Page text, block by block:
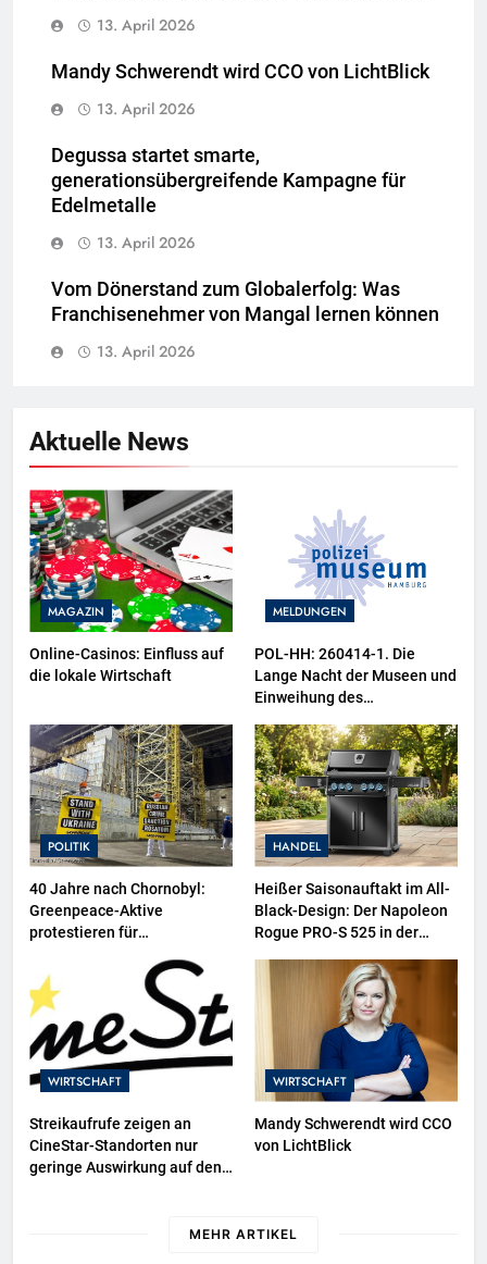
13. April 2026
Mandy Schwerendt wird CCO von LichtBlick
13. April 2026
Degussa startet smarte,
generationsübergreifende Kampagne für
Edelmetalle
13. April 2026
Vom Dönerstand zum Globalerfolg: Was
Franchisenehmer von Mangal lernen können
13. April 2026
Aktuelle News
MAGAZIN
Online-Casinos: Einfluss auf
die lokale Wirtschaft
MELDUNGEN
POL-HH: 260414-1. Die
Lange Nacht der Museen und
Einweihung des
sowie neuer
Ausstellungsbereiche im
Polizeimuseum Hamburg
POLITIK
40 Jahre nach Chornobyl:
Greenpeace-Aktive
protestieren für
Wiederaufbau der zerstörten
Schutzhülle / Greenpeace-
Report dokumentiert Folgen
des russischen
Drohnenangriffs
HANDEL
Heißer Saisonauftakt im All-
Black-Design: Der Napoleon
Rogue PRO-S 525 in der
WIRTSCHAFT
Streikaufrufe zeigen an
CineStar-Standorten nur
geringe Auswirkung auf den
WIRTSCHAFT
Mandy Schwerendt wird CCO
von LichtBlick
MEHR ARTIKEL